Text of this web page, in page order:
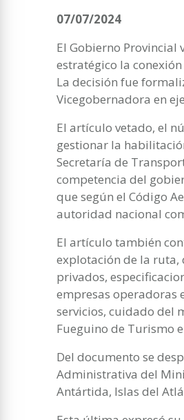
07/07/2024
El Gobierno Provincial
estratégico la
La decisión fue
Vicegobernadora en
El artículo vetado, el
gestionar la
Secretaría de
competencia del
que según el Código
autoridad nacional
El artículo también
explotación de la
privados,
empresas operadoras
servicios, cuidado del
Fueguino de Turismo
Del documento se
Administrativa del
Antártida, Islas del